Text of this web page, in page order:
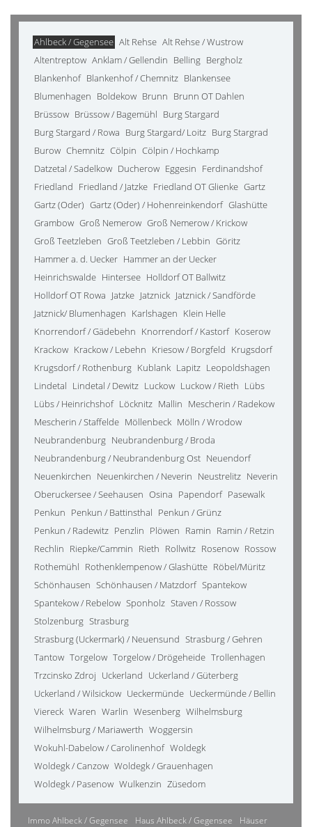
Ahlbeck / Gegensee Alt Rehse Alt Rehse / Wustrow
Altentreptow Anklam / Gellendin Belling Bergholz
Blankenhof Blankenhof / Chemnitz Blankensee
Blumenhagen Boldekow Brunn Brunn OT Dahlen
Brüssow Brüssow / Bagemühl Burg Stargard
Burg Stargard / Rowa Burg Stargard/ Loitz Burg Stargrad
Burow Chemnitz Cölpin Cölpin / Hochkamp
Datzetal / Sadelkow Ducherow Eggesin Ferdinandshof
Friedland Friedland / Jatzke Friedland OT Glienke Gartz
Gartz (Oder) Gartz (Oder) / Hohenreinkendorf Glashütte
Grambow Groß Nemerow Groß Nemerow / Krickow
Groß Teetzleben Groß Teetzleben / Lebbin Göritz
Hammer a. d. Uecker Hammer an der Uecker
Heinrichswalde Hintersee Holldorf OT Ballwitz
Holldorf OT Rowa Jatzke Jatznick Jatznick / Sandförde
Jatznick/ Blumenhagen Karlshagen Klein Helle
Knorrendorf / Gädebehn Knorrendorf / Kastorf Koserow
Krackow Krackow / Lebehn Kriesow / Borgfeld Krugsdorf
Krugsdorf / Rothenburg Kublank Lapitz Leopoldshagen
Lindetal Lindetal / Dewitz Luckow Luckow / Rieth Lübs
Lübs / Heinrichshof Löcknitz Mallin Mescherin / Radekow
Mescherin / Staffelde Möllenbeck Mölln / Wrodow
Neubrandenburg Neubrandenburg / Broda
Neubrandenburg / Neubrandenburg Ost Neuendorf
Neuenkirchen Neuenkirchen / Neverin Neustrelitz Neverin
Oberuckersee / Seehausen Osina Papendorf Pasewalk
Penkun Penkun / Battinsthal Penkun / Grünz
Penkun / Radewitz Penzlin Plöwen Ramin Ramin / Retzin
Rechlin Riepke/Cammin Rieth Rollwitz Rosenow Rossow
Rothemühl Rothenklempenow / Glashütte Röbel/Müritz
Schönhausen Schönhausen / Matzdorf Spantekow
Spantekow / Rebelow Sponholz Staven / Rossow
Stolzenburg Strasburg
Strasburg (Uckermark) / Neuensund Strasburg / Gehren
Tantow Torgelow Torgelow / Drögeheide Trollenhagen
Trzcinsko Zdroj Uckerland Uckerland / Güterberg
Uckerland / Wilsickow Ueckermünde Ueckermünde / Bellin
Viereck Waren Warlin Wesenberg Wilhelmsburg
Wilhelmsburg / Mariawerth Woggersin
Wokuhl-Dabelow / Carolinenhof Woldegk
Woldegk / Canzow Woldegk / Grauenhagen
Woldegk / Pasenow Wulkenzin Züsedom
Immo Ahlbeck / Gegensee Haus Ahlbeck / Gegensee
Häuser